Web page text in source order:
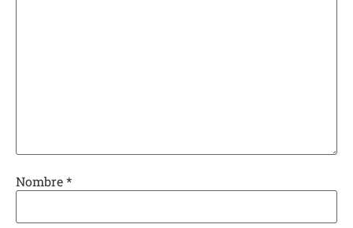
Nombre*